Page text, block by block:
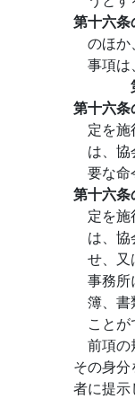
第十六
のほか
事項は
第十六
定を
は、
要な命
第十六
定を
は、
せ、又
事務所
簿、書
ことが
前項の
その身
者に提示